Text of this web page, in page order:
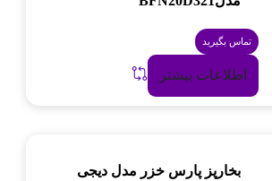
تماس بگیرید
اطلاعات بیشتر
بخارپز پارس خزر مدل دیجی